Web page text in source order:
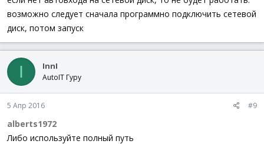
возможно следует сначала программно подключить сетевой
диск, потом запуск
I InnI
AutoIT Гуру
5 Апр 2016 #9
alberts1972
Либо используйте полный путь